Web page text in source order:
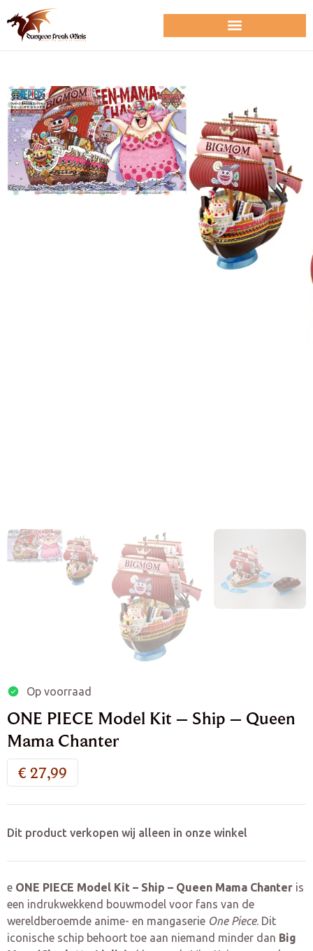
Op voorraad
ONE PIECE Model Kit – Ship – Queen
Mama Chanter
€ 27,99
Dit product verkopen wij alleen in onze winkel
e ONE PIECE Model Kit – Ship – Queen Mama Chanter is
een indrukwekkend bouwmodel voor fans van de
wereldberoemde anime- en mangaserie One Piece. Dit
iconische schip behoort toe aan niemand minder dan Big